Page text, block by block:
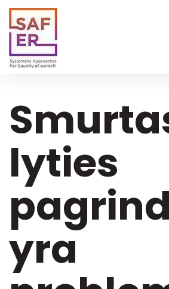
Pereiti
pagrindinį
turinį
lyties
yra